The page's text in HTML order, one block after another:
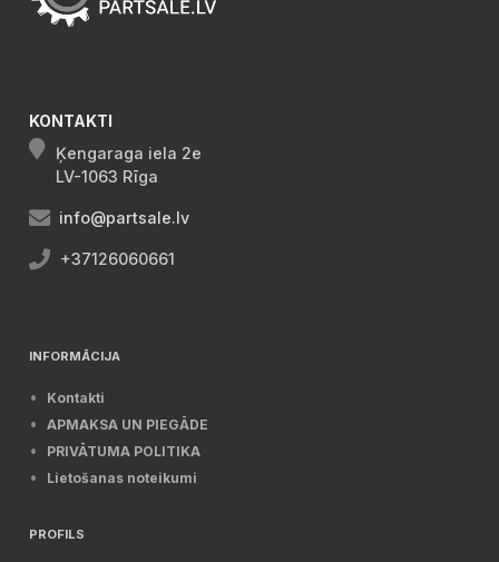
KONTAKTI
Ķengaraga iela 2e
LV-1063 Rīga
info@partsale.lv
+37126060661
INFORMĀCIJA
Kontakti
APMAKSA UN PIEGĀDE
PRIVĀTUMA POLITIKA
Lietošanas noteikumi
PROFILS